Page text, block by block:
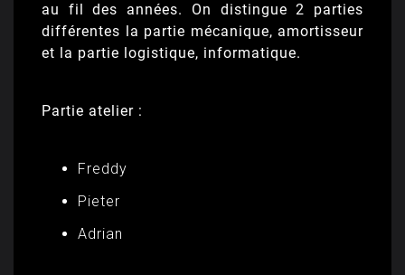
au fil des années. On distingue 2 parties
différentes la partie mécanique, amortisseur
et la partie logistique, informatique.
Partie atelier :
Freddy
Pieter
Adrian